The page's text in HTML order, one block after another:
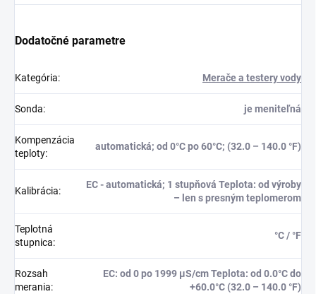
Dodatočné parametre
Kategória: Merače a testery vody
Sonda: je meniteľná
Kompenzácia
teploty:
automatická; od 0°C po 60°C; (32.0 – 140.0 °F)
Kalibrácia:
EC - automatická; 1 stupňová Teplota: od výroby
– len s presným teplomerom
Teplotná
stupnica:
°C / °F
Rozsah
merania:
EC: od 0 po 1999 μS/cm Teplota: od 0.0°C do
+60.0°C (32.0 – 140.0 °F)